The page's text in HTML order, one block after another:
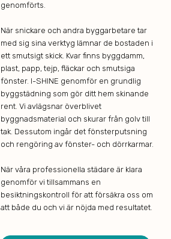
genomförts.
När snickare och andra byggarbetare tar
med sig sina verktyg lämnar de bostaden i
ett smutsigt skick. Kvar finns byggdamm,
plast, papp, tejp, fläckar och smutsiga
fönster. I-SHINE genomför en grundlig
byggstädning som gör ditt hem skinande
rent. Vi avlägsnar överblivet
byggnadsmaterial och skurar från golv till
tak. Dessutom ingår det fönsterputsning
och rengöring av fönster- och dörrkarmar.
När våra professionella städare är klara
genomför vi tillsammans en
besiktningskontroll för att försäkra oss om
att både du och vi är nöjda med resultatet.